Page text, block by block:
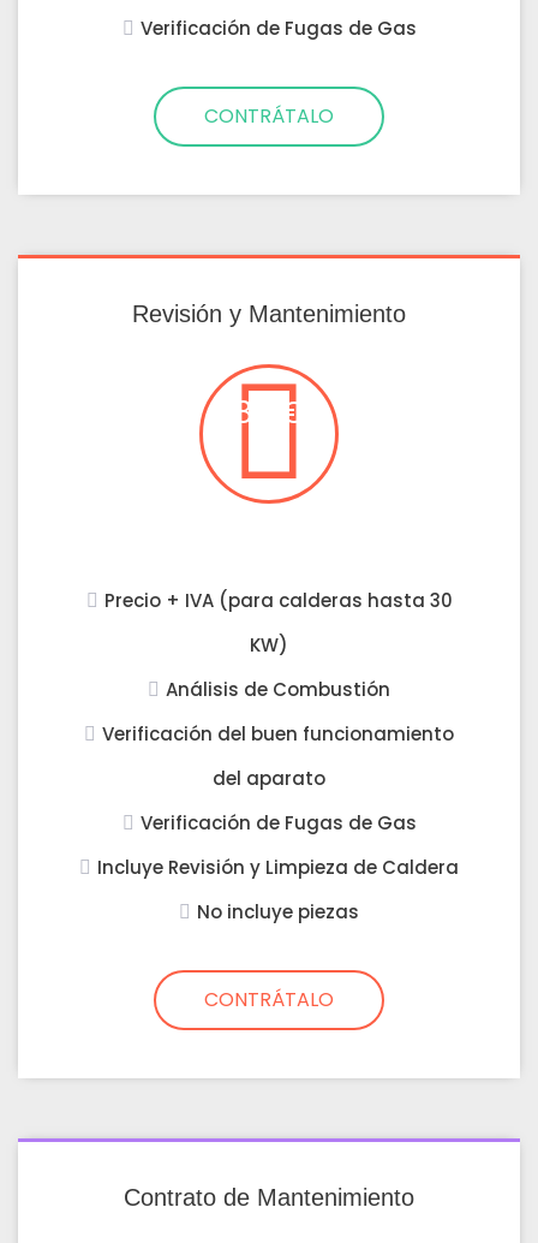
Verificación de Fugas de Gas
CONTRÁTALO
Revisión y Mantenimiento
80 €
Precio + IVA (para calderas hasta 30
KW)
Análisis de Combustión
Verificación del buen funcionamiento
del aparato
Verificación de Fugas de Gas
Incluye Revisión y Limpieza de Caldera
No incluye piezas
CONTRÁTALO
Contrato de Mantenimiento